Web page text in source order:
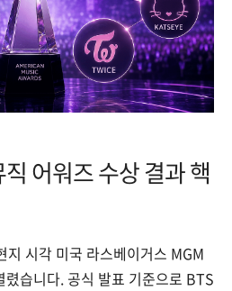
어워즈 수상 결과 핵
시각 미국 라스베이거스 MGM
습니다. 공식 발표 기준으로 BTS